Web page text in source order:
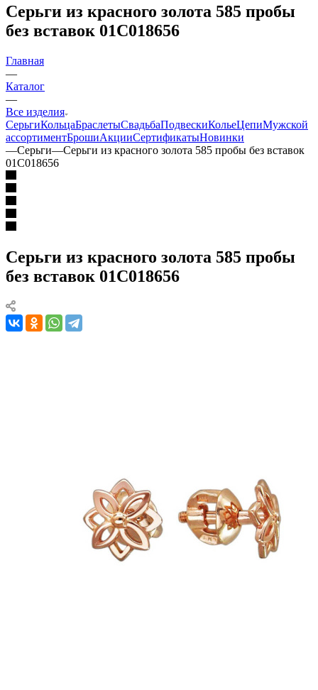
Серьги из красного золота 585 пробы
без вставок 01С018656
Главная
—
Каталог
—
Все изделия
СерьгиКольцаБраслетыСвадьбаПодвескиКольеЦепиМужской
ассортиментБрошиАкцииСертификатыНовинки
—Серьги—Серьги из красного золота 585 пробы без вставок
01С018656
Серьги из красного золота 585 пробы
без вставок 01С018656